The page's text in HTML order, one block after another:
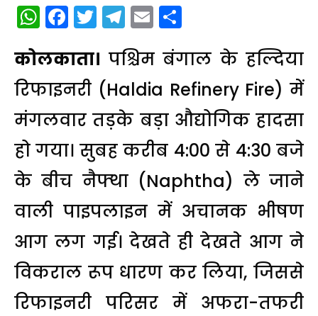
WhatsApp
Facebook
Twitter
Telegram
Email
कोलकाता। पश्चिम बंगाल के हल्दिया
रिफाइनरी (Haldia Refinery Fire) में
मंगलवार तड़के बड़ा औद्योगिक हादसा
हो गया। सुबह करीब 4:00 से 4:30 बजे
के बीच नैफ्था (Naphtha) ले जाने
वाली पाइपलाइन में अचानक भीषण
आग लग गई। देखते ही देखते आग ने
विकराल रूप धारण कर लिया, जिससे
रिफाइनरी परिसर में अफरा-तफरी